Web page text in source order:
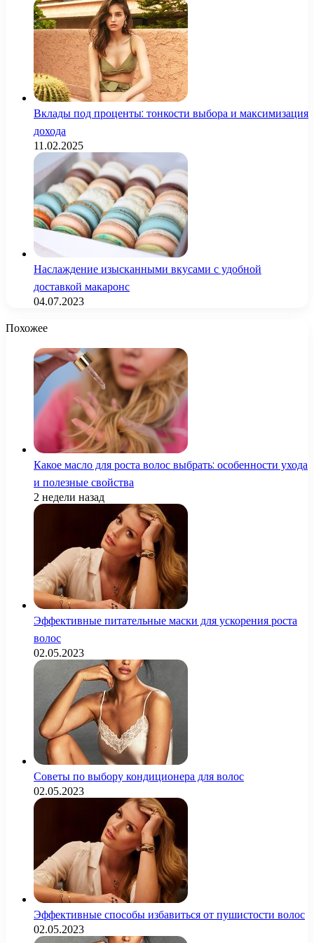
Вклады под проценты: тонкости выбора и максимизация
дохода
11.02.2025
Наслаждение изысканными вкусами с удобной
доставкой макаронс
04.07.2023
Похожее
Какое масло для роста волос выбрать: особенности ухода
и полезные свойства
2 недели назад
Эффективные питательные маски для ускорения роста
волос
02.05.2023
Советы по выбору кондиционера для волос
02.05.2023
Эффективные способы избавиться от пушистости волос
02.05.2023